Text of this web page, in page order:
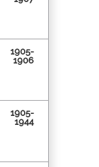
1905-
1906
1905-
1944